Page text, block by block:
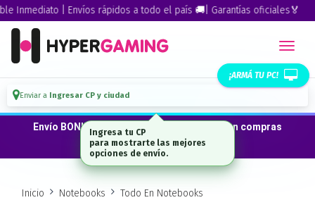
Inmediato | Envíos rápidos a todo el país 🚚| Garantías oficiales🏅
¡ARMÁ TU PC!
Enviar a Ingresar CP y ciudad
Envío BONIFICADO a CABA · GBA ·La Plata en compras
desde $300.000*
Inicio Notebooks Todo En Notebooks
Ingresa tu CP
para mostrarte las mejores
opciones de envío.